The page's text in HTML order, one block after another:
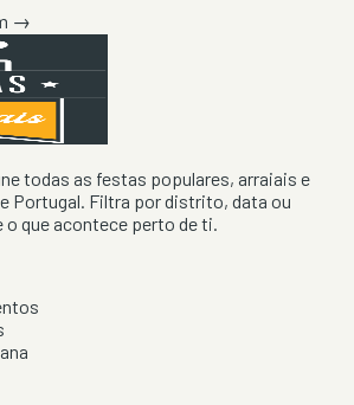
→
todas as festas populares, arraiais e
Portugal. Filtra por distrito, data ou
que acontece perto de ti.